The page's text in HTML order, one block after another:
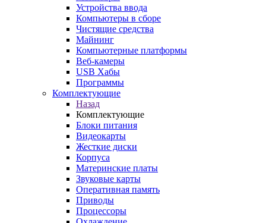
Устройства ввода
Компьютеры в сборе
Чистящие средства
Майнинг
Компьютерные платформы
Веб-камеры
USB Хабы
Программы
Комплектующие
Назад
Комплектующие
Блоки питания
Видеокарты
Жесткие диски
Корпуса
Материнские платы
Звуковые карты
Оперативная память
Приводы
Процессоры